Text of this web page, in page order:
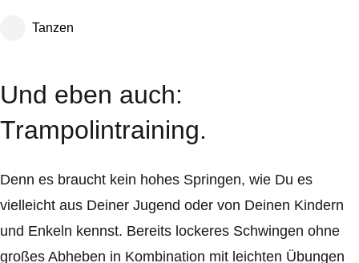
Tanzen
Und eben auch:
Trampolintraining.
Denn es braucht kein hohes Springen, wie Du es
vielleicht aus Deiner Jugend oder von Deinen Kindern
und Enkeln kennst. Bereits lockeres Schwingen ohne
großes Abheben in Kombination mit leichten Übungen